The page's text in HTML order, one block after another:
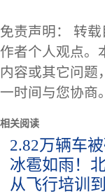
免责声明： 转
作者个人观点。
内容或其它问题
一时间与您协商
相关阅读
2.82万辆车
冰雹如雨！
从飞行培训